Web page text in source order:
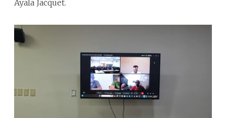
Ayala Jacquet.